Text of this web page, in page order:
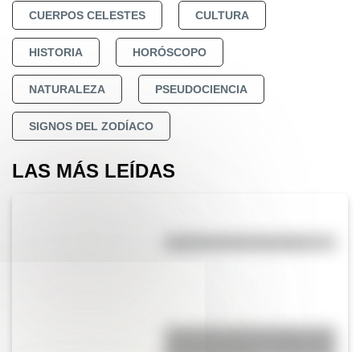
CUERPOS CELESTES CULTURA
HISTORIA HORÓSCOPO
NATURALEZA PSEUDOCIENCIA
SIGNOS DEL ZODÍACO
LAS MÁS LEÍDAS
Efemérides del 6 de agosto: tres